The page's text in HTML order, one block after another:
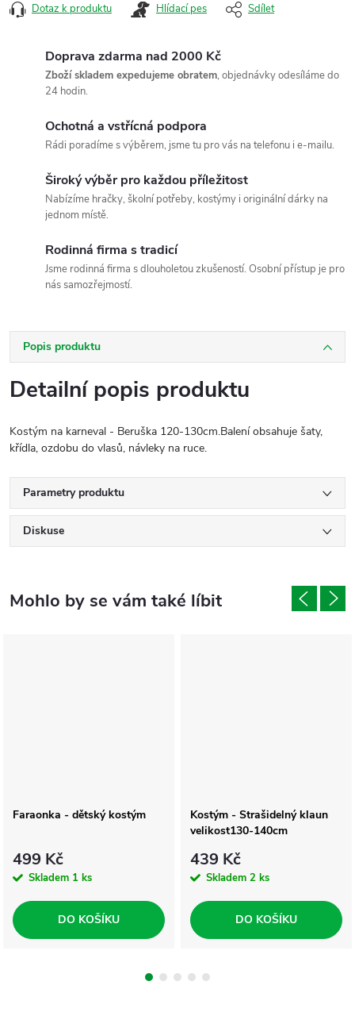
Dotaz k produktu Hlídací pes Sdílet
Doprava zdarma nad 2000 Kč
Zboží skladem expedujeme obratem, objednávky odesíláme do
24 hodin.
Ochotná a vstřícná podpora
Rádi poradíme s výběrem, jsme tu pro vás na telefonu i e-mailu.
Široký výběr pro každou příležitost
Nabízíme hračky, školní potřeby, kostýmy i originální dárky na
jednom místě.
Rodinná firma s tradicí
Jsme rodinná firma s dlouholetou zkušeností. Osobní přístup je pro
nás samozřejmostí.
Popis produktu
Detailní popis produktu
Kostým na karneval - Beruška 120-130cm.Balení obsahuje šaty,
křídla, ozdobu do vlasů, návleky na ruce.
Parametry produktu
Diskuse
Faraonka - dětský kostým
499 Kč
Skladem 1 ks
DO KOŠÍKU
Kostým - Strašidelný klaun
velikost130-140cm
439 Kč
Skladem 2 ks
DO KOŠÍKU